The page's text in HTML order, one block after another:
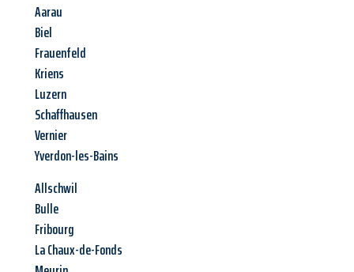
Aarau
Biel
Frauenfeld
Kriens
Luzern
Schaffhausen
Vernier
Yverdon-les-Bains
Allschwil
Bulle
Fribourg
La Chaux-de-Fonds